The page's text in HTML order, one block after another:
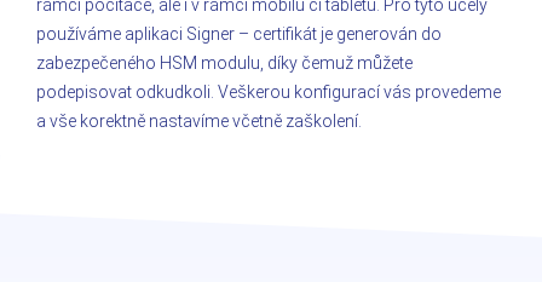
rámci počítače, ale i v rámci mobilu či tabletu. Pro tyto účely
používáme aplikaci Signer – certifikát je generován do
zabezpečeného HSM modulu, díky čemuž můžete
podepisovat odkudkoli. Veškerou konfigurací vás provedeme
a vše korektně nastavíme včetně zaškolení.